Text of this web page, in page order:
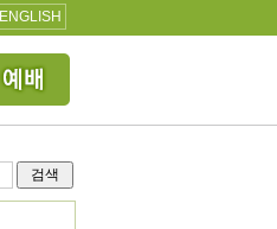
ENGLISH
검색